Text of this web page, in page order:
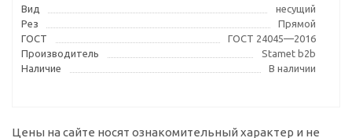
Вид
несущий
Рез
Прямой
ГОСТ
ГОСТ 24045—2016
Производитель
Stamet b2b
Наличие
В наличии
Цены на сайте носят ознакомительный характер и не